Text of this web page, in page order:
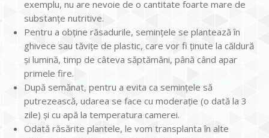
exemplu, nu are nevoie de o cantitate foarte mare de
substanţe nutritive.
Pentru a obţine răsadurile, seminţele se plantează în
ghivece sau tăviţe de plastic, care vor fi ţinute la căldură
şi lumină, timp de câteva săptămâni, până când apar
primele fire.
După semănat, pentru a evita ca seminţele să
putrezească, udarea se face cu moderaţie (o dată la 3
zile) şi cu apă la temperatura camerei.
Odată răsărite plantele, le vom transplanta în alte